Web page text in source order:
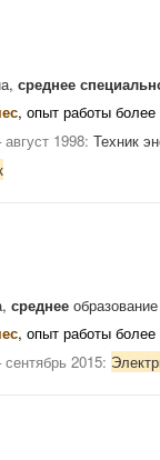
среднее
, опыт работы более
1998: Техник
среднее образование
, опыт работы более
2015: